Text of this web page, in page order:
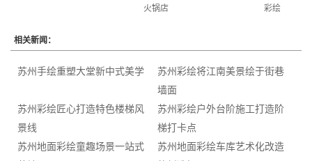
火锅店
彩绘
相关新闻：
苏州手绘重塑大堂新中式美学
苏州彩绘将江南美景绘于街巷
墙面
苏州彩绘匠心打造特色楼梯风
景线
苏州彩绘户外台阶施工打造阶
梯打卡点
苏州地面彩绘童趣场景一站式
苏州地面彩绘车库艺术化改造